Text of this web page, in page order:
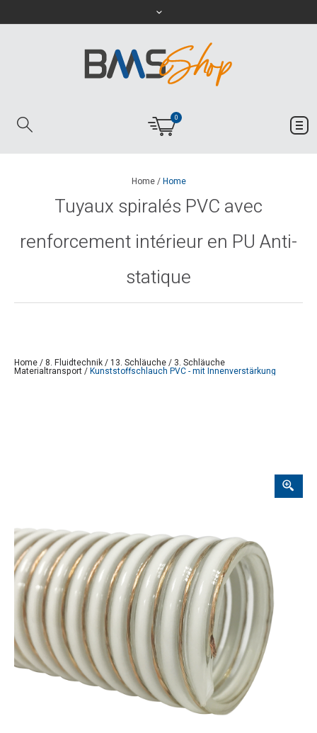
0
Home/Home
Tuyaux spiralés PVC avec
renforcement intérieur en PU Anti-
statique
Home/8. Fluidtechnik/13. Schläuche/ 3. Schläuche
Materialtransport/Kunststoffschlauch PVC - mit Innenverstärkung